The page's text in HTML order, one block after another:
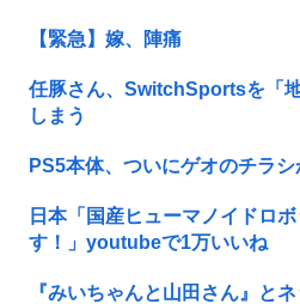
【緊急】嫁、陣痛
任豚さん、SwitchSportsを「
しまう
PS5本体、ついにゲオのチラ
日本「国産ヒューマノイドロ
す！」youtubeで1万いいね
『みいちゃんと山田さん』と